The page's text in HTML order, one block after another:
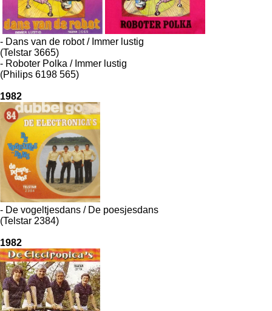
- Dans van de robot / Immer lustig
(Telstar 3665)
- Roboter Polka / Immer lustig
(Philips 6198 565)
1982
- De vogeltjesdans / De poesjesdans
(Telstar 2384)
1982